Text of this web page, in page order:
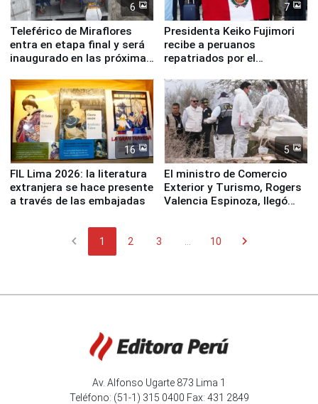
6
Teleférico de Miraflores
entra en etapa final y será
inaugurado en las próximas
7
Presidenta Keiko Fujimori
recibe a peruanos
repatriados por el
16
FIL Lima 2026: la literatura
extranjera se hace presente
a través de las embajadas
5
El ministro de Comercio
Exterior y Turismo, Rogers
Valencia Espinoza, llegó
chevron_left 1 2 3 10 chevron_right
Av. Alfonso Ugarte 873 Lima 1
Teléfono: (51-1) 315 0400 Fax: 431 2849